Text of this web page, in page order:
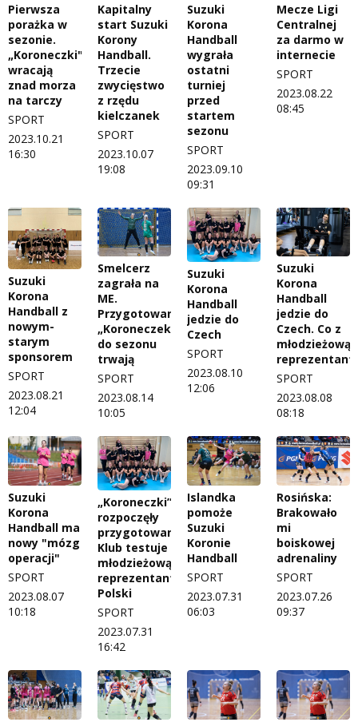
Pierwsza
porażka w
sezonie.
„Koroneczki"
wracają
znad morza
na tarczy
SPORT
2023.10.21
16:30
Kapitalny
start Suzuki
Korony
Handball.
Trzecie
zwycięstwo
z rzędu
kielczanek
SPORT
2023.10.07
19:08
Suzuki
Korona
Handball
wygrała
ostatni
turniej
przed
startem
sezonu
SPORT
2023.09.10
09:31
Mecze Ligi
Centralnej
za darmo w
internecie
SPORT
2023.08.22
08:45
Suzuki
Korona
Handball z
nowym-
starym
sponsorem
SPORT
2023.08.21
12:04
Smelcerz
zagrała na
ME.
Przygotowania
„Koroneczek"
do sezonu
trwają
SPORT
2023.08.14
10:05
Suzuki
Korona
Handball
jedzie do
Czech
SPORT
2023.08.10
12:06
Suzuki
Korona
Handball
jedzie do
Czech. Co z
młodzieżową
SPORT
2023.08.08
08:18
Suzuki
Korona
Handball ma
nowy "mózg
operacji"
SPORT
2023.08.07
10:18
„Koroneczki”
rozpoczęły
przygotowania.
Klub testuje
młodzieżową
reprezentantkę
Polski
SPORT
2023.07.31
16:42
Islandka
pomoże
Suzuki
Koronie
Handball
SPORT
2023.07.31
06:03
Rosińska:
Brakowało
mi
boiskowej
adrenaliny
SPORT
2023.07.26
09:37